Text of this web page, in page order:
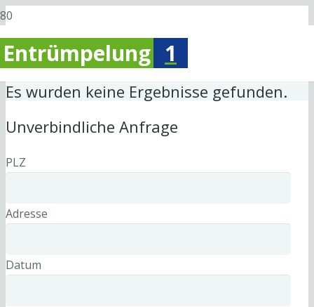
Entrümpelung 1
Es wurden keine Ergebnisse gefunden.
Unverbindliche Anfrage
PLZ
Adresse
Datum